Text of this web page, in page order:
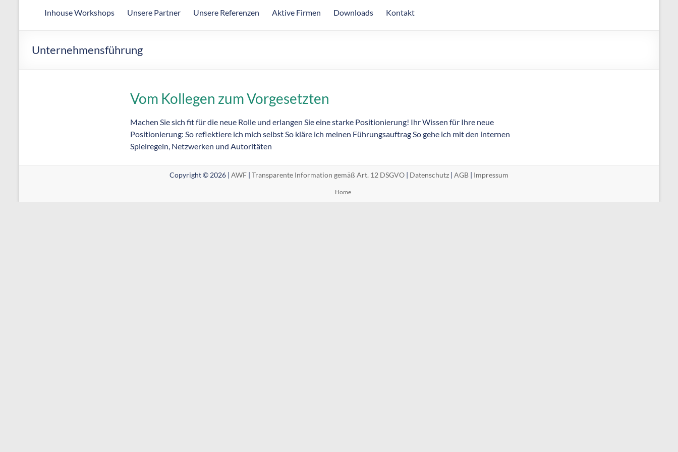
Inhouse Workshops Unsere Partner Unsere Referenzen Aktive Firmen Downloads Kontakt
Unternehmensführung
Vom Kollegen zum Vorgesetzten
Machen Sie sich fit für die neue Rolle und erlangen Sie eine starke Positionierung! Ihr Wissen für Ihre neue
Positionierung: So reflektiere ich mich selbst So kläre ich meinen Führungsauftrag So gehe ich mit den internen
Spielregeln, Netzwerken und Autoritäten
Copyright © 2026 | AWF | Transparente Information gemäß Art. 12 DSGVO | Datenschutz | AGB | Impressum
Home